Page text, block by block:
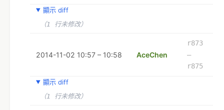
顯示 diff
（1 行未修改）
2014-11-02 10:57 – 10:58 AceChen
r873
–
r875
顯示 diff
（1 行未修改）